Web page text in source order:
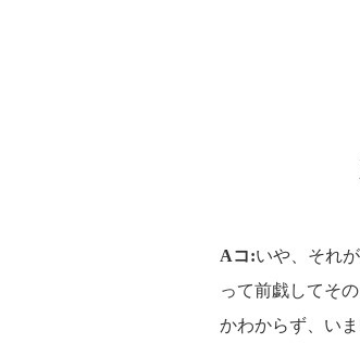
Aコ:いや、それ
って前戯してそ
かわからず、い